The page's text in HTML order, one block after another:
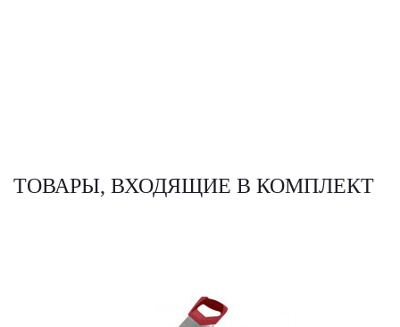
ТОВАРЫ, ВХОДЯЩИЕ В КОМПЛЕКТ